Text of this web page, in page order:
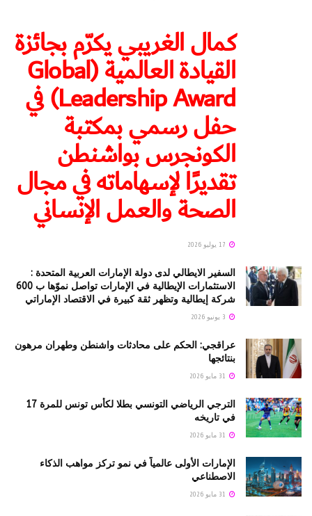
كمال الغريبي يكرّم بجائزة
القيادة العالمية (Global
Leadership Award) في
حفل رسمي بمكتبة
الكونجرس بواشنطن
تقديرًا لإسهاماته في مجال
الصحة والعمل الإنساني
السفير الايطالي لدى دولة الإمارات العربية المتحدة :
الاستثمارات الإيطالية في الإمارات تواصل نموّها ب 600
شركة إيطالية وتظهر ثقة كبيرة في الاقتصاد الإماراتي
عراقجي: الحكم على محادثات واشنطن وطهران مرهون
بنتائجها
الترجي الرياضي التونسي بطلا لكأس تونس للمرة 17
في تاريخه
الإمارات الأولى عالمياً في نمو تركز مواهب الذكاء
الاصطناعي